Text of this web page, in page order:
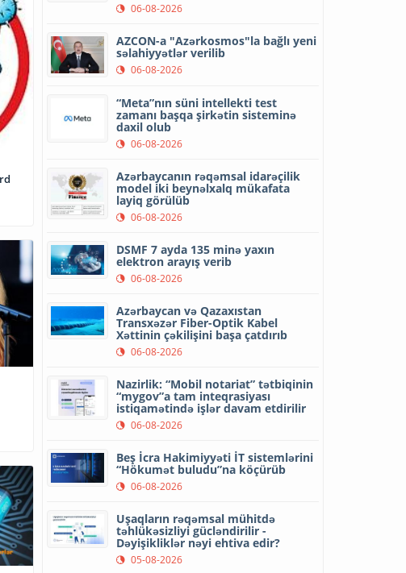
06-08-2026
AZCON-a "Azərkosmos"la bağlı yeni
səlahiyyətlər verilib
06-08-2026
“Meta”nın süni intellekti test
zamanı başqa şirkətin sisteminə
daxil olub
06-08-2026
Azərbaycanın rəqəmsal idarəçilik
model iki beynəlxalq mükafata
layiq görülüb
06-08-2026
DSMF 7 ayda 135 minə yaxın
elektron arayış verib
06-08-2026
Azərbaycan və Qazaxıstan
Transxəzər Fiber-Optik Kabel
Xəttinin çəkilişini başa çatdırıb
06-08-2026
Nazirlik: “Mobil notariat” tətbiqinin
“mygov”a tam inteqrasiyası
istiqamətində işlər davam etdirilir
06-08-2026
Beş İcra Hakimiyyəti İT sistemlərini
“Hökumət buludu”na köçürüb
06-08-2026
Uşaqların rəqəmsal mühitdə
təhlükəsizliyi gücləndirilir -
Dəyişikliklər nəyi ehtiva edir?
05-08-2026